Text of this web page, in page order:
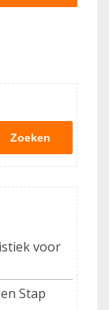
Zoeken
voor
Stap